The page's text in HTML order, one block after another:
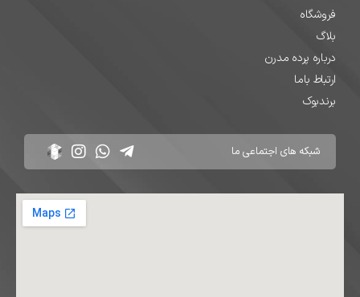
فروشگاه
بلاگ
درباره پرده مدرن
ارتباط باما
برندبوک